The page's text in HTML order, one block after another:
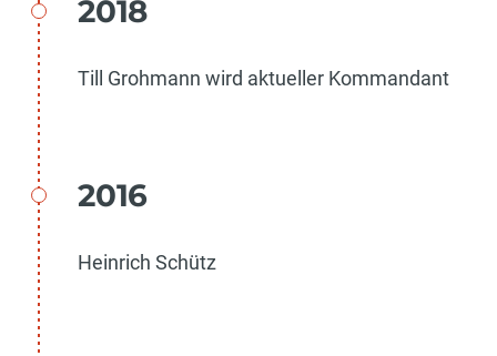
2018
Till Grohmann wird aktueller Kommandant
2016
Heinrich Schütz